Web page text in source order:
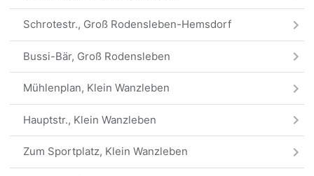
Schrotestr., Groß Rodensleben-Hemsdorf
Bussi-Bär, Groß Rodensleben
Mühlenplan, Klein Wanzleben
Hauptstr., Klein Wanzleben
Zum Sportplatz, Klein Wanzleben